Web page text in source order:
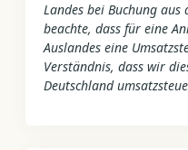
Landes bei Buchung aus
beachte, dass für eine
Auslandes eine
Verständnis, dass wir
Deutschland